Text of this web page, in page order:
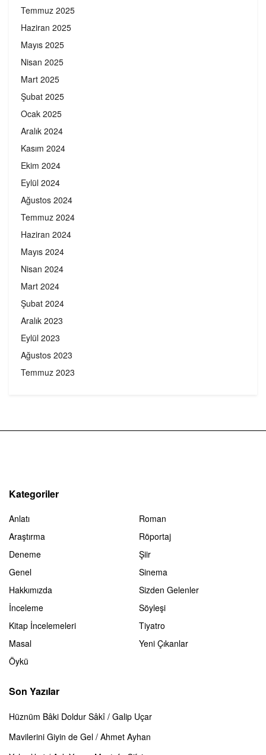
Temmuz 2025
Haziran 2025
Mayıs 2025
Nisan 2025
Mart 2025
Şubat 2025
Ocak 2025
Aralık 2024
Kasım 2024
Ekim 2024
Eylül 2024
Ağustos 2024
Temmuz 2024
Haziran 2024
Mayıs 2024
Nisan 2024
Mart 2024
Şubat 2024
Aralık 2023
Eylül 2023
Ağustos 2023
Temmuz 2023
Kategoriler
Anlatı
Araştırma
Deneme
Genel
Hakkımızda
İnceleme
Kitap İncelemeleri
Masal
Öykü
Roman
Röportaj
Şiir
Sinema
Sizden Gelenler
Söyleşi
Tiyatro
Yeni Çıkanlar
Son Yazılar
Hüznüm Bâki Doldur Sâkî / Galip Uçar
Mavilerini Giyin de Gel / Ahmet Ayhan